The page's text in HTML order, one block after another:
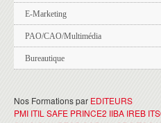
E-Marketing
PAO/CAO/Multimédia
Bureautique
Nos Formations par EDITEURS
PMI ITIL SAFE PRINCE2 IIBA IREB